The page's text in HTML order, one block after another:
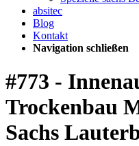
absitec
Blog
Kontakt
Navigation schließen
#773 -
Trockenbau
Sachs